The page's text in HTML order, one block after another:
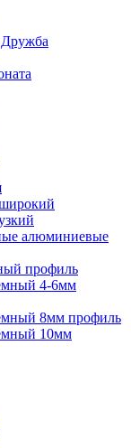
Дружба
алюминиевые
профиль
4-6мм
8мм профиль
10мм